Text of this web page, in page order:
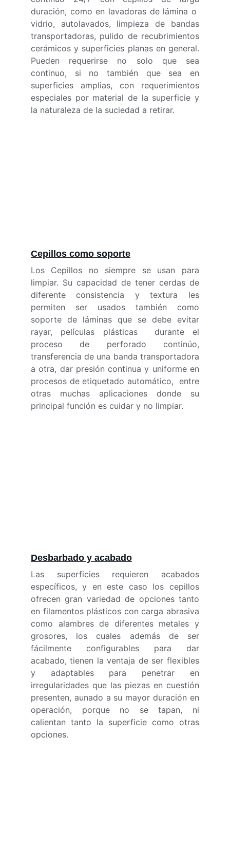
duración, como en lavadoras de lámina o
vidrio, autolavados, limpieza de bandas
transportadoras, pulido de recubrimientos
cerámicos y superficies planas en general.
Pueden requerirse no solo que sea
continuo, si no también que sea en
superficies amplias, con requerimientos
especiales por material de la superficie y
la naturaleza de la suciedad a retirar.
Desbarbado y acabado
Los Cepillos no siempre se usan para
limpiar. Su capacidad de tener cerdas de
diferente consistencia y textura les
permiten ser usados también como
soporte de láminas que se debe evitar
rayar, películas plásticas durante el
proceso de perforado continúo,
transferencia de una banda transportadora
a otra, dar presión continua y uniforme en
procesos de etiquetado automático, entre
otras muchas aplicaciones donde su
principal función es cuidar y no limpiar.
Cepillos como soporte
Las superficies requieren acabados
específicos, y en este caso los cepillos
ofrecen gran variedad de opciones tanto
en filamentos plásticos con carga abrasiva
como alambres de diferentes metales y
grosores, los cuales además de ser
fácilmente configurables para dar
acabado, tienen la ventaja de ser flexibles
y adaptables para penetrar en
irregularidades que las piezas en cuestión
presenten, aunado a su mayor duración en
operación, porque no se tapan, ni
calientan tanto la superficie como otras
opciones.